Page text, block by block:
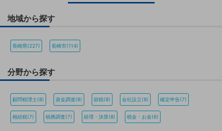
地域から探す
長崎県(227) 長崎市(114)
分野から探す
顧問税理士(8) 資金調達(8) 節税(8) 会社設立(8) 確定申告(7)
相続税(7) 税務調査(7) 経理・決算(8) 税金・お金(6)